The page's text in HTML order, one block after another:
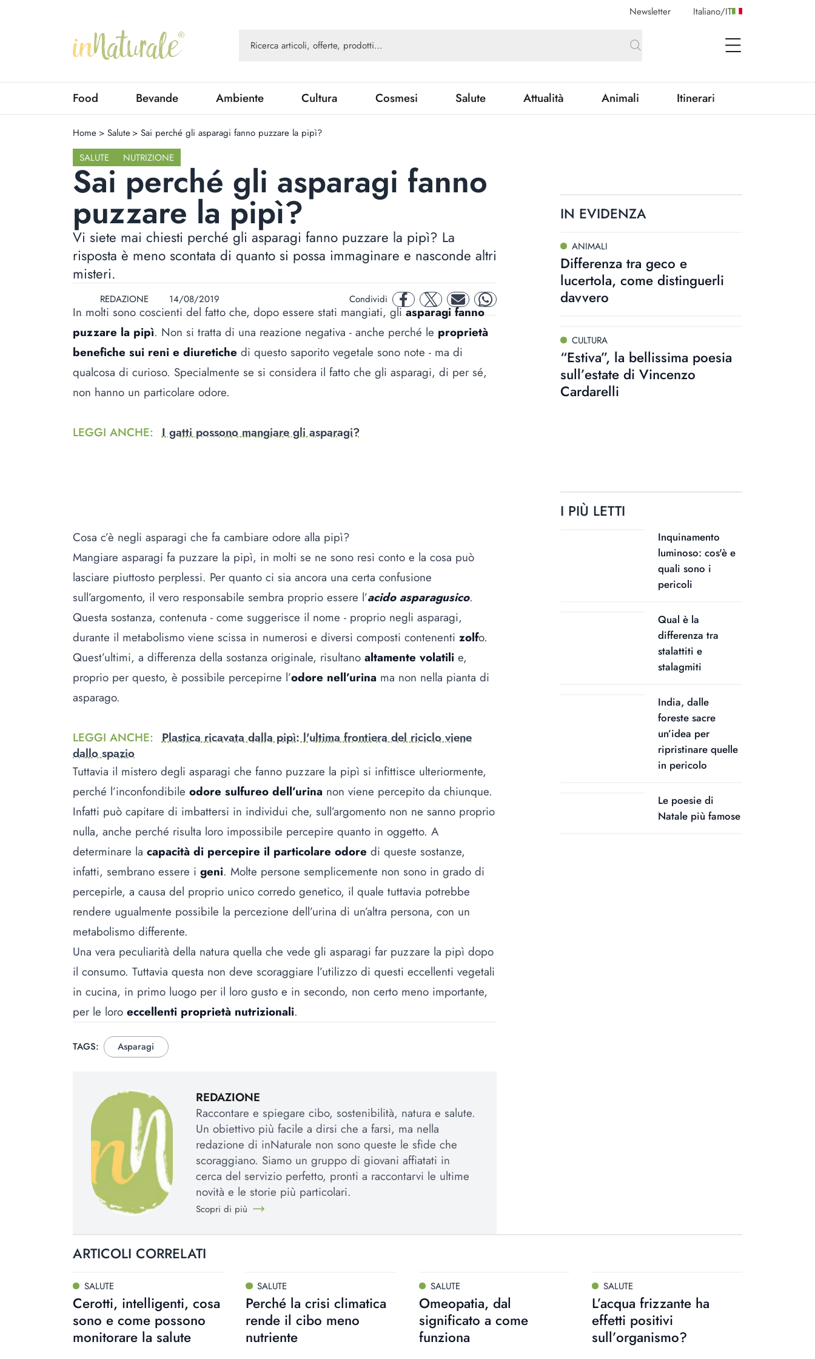
Newsletter Italiano/IT
open Menu
Food Bevande Ambiente Cultura Cosmesi Salute Attualità Animali Itinerari
Home > Salute > Sai perché gli asparagi fanno puzzare la pipì?
SALUTE
NUTRIZIONE
Sai perché gli asparagi fanno
puzzare la pipì?
Vi siete mai chiesti perché gli asparagi fanno puzzare la pipì? La
risposta è meno scontata di quanto si possa immaginare e nasconde altri
misteri.
REDAZIONE 14/08/2019 Condividi facebooktwitter mail whatsapp
In molti sono coscienti del fatto che, dopo essere stati mangiati, gliasparagi fanno
puzzare la pipì. Non si tratta di una reazione negativa - anche perché le proprietà
benefiche sui reni e diuretiche di questo saporito vegetale sono note - ma di
qualcosa di curioso. Specialmente se si considera il fatto che gli asparagi, di per sé,
non hanno un particolare odore.
LEGGI ANCHE: I gatti possono mangiare gli asparagi?
Cosa c’è negli asparagi che fa cambiare odore alla pipì?
Mangiare asparagi fa puzzare la pipì, in molti se ne sono resi conto e la cosa può
lasciare piuttosto perplessi. Per quanto ci sia ancora una certa confusione
sull’argomento, il vero responsabile sembra proprio essere l’acido asparagusico.
Questa sostanza, contenuta - come suggerisce il nome - proprio negli asparagi,
durante il metabolismo viene scissa in numerosi e diversi composti contenenti zolfo.
Quest’ultimi, a differenza della sostanza originale, risultano altamente volatili e,
proprio per questo, è possibile percepirne l’odore nell’urina ma non nella pianta di
asparago.
LEGGI ANCHE: Plastica ricavata dalla pipì: l'ultima frontiera del riciclo viene
dallo spazio
Tuttavia il mistero degli asparagi che fanno puzzare la pipì si infittisce ulteriormente,
perché l’inconfondibile odore sulfureo dell’urina non viene percepito da chiunque.
Infatti può capitare di imbattersi in individui che, sull’argomento non ne sanno proprio
nulla, anche perché risulta loro impossibile percepire quanto in oggetto. A
determinare la capacità di percepire il particolare odore di queste sostanze,
infatti, sembrano essere i geni. Molte persone semplicemente non sono in grado di
percepirle, a causa del proprio unico corredo genetico, il quale tuttavia potrebbe
rendere ugualmente possibile la percezione dell’urina di un’altra persona, con un
metabolismo differente.
Una vera peculiarità della natura quella che vede gli asparagi far puzzare la pipì dopo
il consumo. Tuttavia questa non deve scoraggiare l’utilizzo di questi eccellenti vegetali
in cucina, in primo luogo per il loro gusto e in secondo, non certo meno importante,
per le loro eccellenti proprietà nutrizionali.
TAGS: Asparagi
REDAZIONE
Raccontare e spiegare cibo, sostenibilità, natura e salute.
Un obiettivo più facile a dirsi che a farsi, ma nella
redazione di inNaturale non sono queste le sfide che
scoraggiano. Siamo un gruppo di giovani affiatati in
cerca del servizio perfetto, pronti a raccontarvi le ultime
novità e le storie più particolari.
Scopri di più
IN EVIDENZA
ANIMALI
Differenza tra geco e
lucertola, come distinguerli
davvero
CULTURA
“Estiva”, la bellissima poesia
sull’estate di Vincenzo
Cardarelli
I PIÙ LETTI
Inquinamento
luminoso: cos'è e
quali sono i
pericoli
Qual è la
differenza tra
stalattiti e
stalagmiti
India, dalle
foreste sacre
un’idea per
ripristinare quelle
in pericolo
Le poesie di
Natale più famose
ARTICOLI CORRELATI
SALUTE
Cerotti, intelligenti, cosa
sono e come possono
monitorare la salute
SALUTE
Perché la crisi climatica
rende il cibo meno
nutriente
SALUTE
Omeopatia, dal
significato a come
funziona
SALUTE
L’acqua frizzante ha
effetti positivi
sull’organismo?